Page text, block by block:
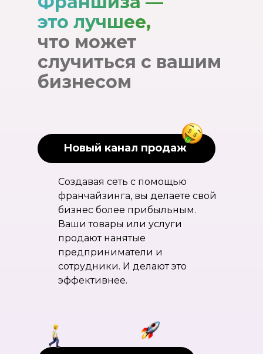
что может
случиться с вашим
бизнесом
это лучшее,
Новый канал продаж
Создавая сеть с помощью
франчайзинга, вы делаете свой
бизнес более прибыльным.
Ваши товары или услуги
продают нанятые
предприниматели и
сотрудники. И делают это
эффективнее.